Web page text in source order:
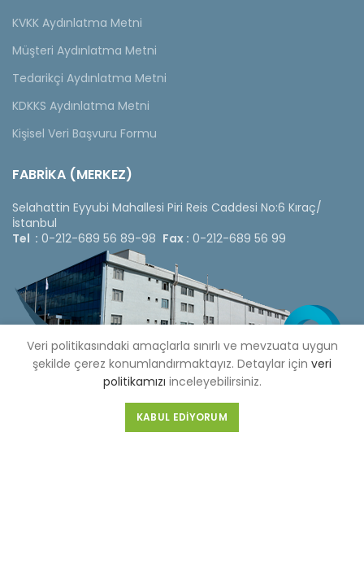
KVKK Aydınlatma Metni
Müşteri Aydınlatma Metni
Tedarikçi Aydınlatma Metni
KDKKS Aydınlatma Metni
Kişisel Veri Başvuru Formu
FABRİKA (MERKEZ)
Selahattin Eyyubi Mahallesi Piri Reis Caddesi No:6 Kıraç/
İstanbul
Tel : 0-212-689 56 89-98 Fax : 0-212-689 56 99
Veri politikasındaki amaçlarla sınırlı ve mevzuata uygun
şekilde çerez konumlandırmaktayız. Detaylar için veri
politikamızı inceleyebilirsiniz.
KABUL EDIYORUM